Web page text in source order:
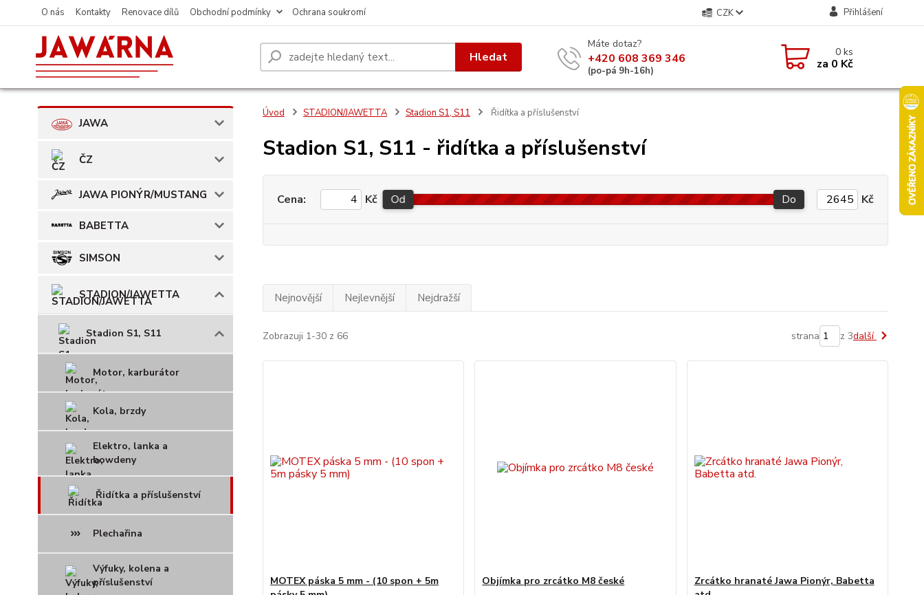
O nás Kontakty Renovace dílů Obchodní podmínky Ochrana soukromí CZK Přihlášení
Hledat
Máte dotaz?
+420 608 369 346
(po-pá 9h-16h)
0ks
za 0 Kč
JAWA
ČZ
JAWA PIONÝR/MUSTANG
BABETTA
SIMSON
STADION/JAWETTA
Stadion S1, S11
Motor, karburátor
Kola, brzdy
Elektro, lanka a
bowdeny
Řidítka a příslušenství
Plechařina
Výfuky, kolena a
příslušenství
Úvod STADION/JAWETTA Stadion S1, S11 Řidítka a příslušenství
Stadion S1, S11 - řidítka a příslušenství
Cena: Kč Od Do Kč
Nejnovější Nejlevnější Nejdražší
Zobrazuji 1-30 z 66 strana z 3další
MOTEX páska 5 mm - (10 spon + 5m
Objímka pro zrcátko M8 české
Zrcátko hranaté Jawa Pionýr, Babetta